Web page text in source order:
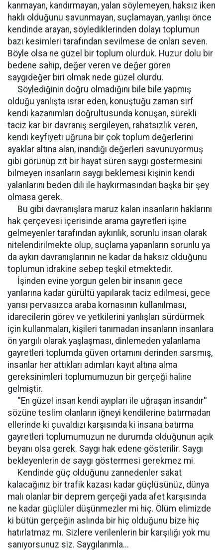
kanmayan, kandırmayan, yalan söylemeyen, haksız iken
haklı olduğunu savunmayan, suçlamayan, yanlışı önce
kendinde arayan, söylediklerinden dolayı toplumun
bazı kesimleri tarafından sevilmese de onları seven.
Böyle olsa ne güzel bir toplum olurduk. Huzur dolu bir
bedene sahip, değer veren ve değer gören
saygıdeğer biri olmak nede güzel olurdu.
Söylediğinin doğru olmadığını bile bile yapmış
olduğu yanlışta ısrar eden, konuştuğu zaman sırf
kendi kazanımları doğrultusunda konuşan, sürekli
taciz kar bir davranış sergileyen, rahatsızlık veren,
kendi keyfiyeti uğruna bir çok toplum değerlerini
ayaklar altına alan, inandığı değerleri savunuyormuş
gibi görünüp zıt bir hayat süren saygı göstermesini
bilmeyen insanların saygı beklemesi kişinin kendi
yalanlarını beden dili ile haykırmasından başka bir şey
olmasa gerek.
Bu gibi davranışlara maruz kalan insanların haklarını
hak çerçevesi içerisinde arama gayretleri işine
gelmeyenler tarafından aykırılık, sorunlu insan olarak
nitelendirilmekte olup, suçlama yapanların sorunlu ya
da aykırı davranışlarının ne kadar da haksız olduğunu
toplumun idrakine sebep teşkil etmektedir.
İşinden evine yorgun gelen bir insanın gece
yarılarına kadar gürültü yapılarak taciz edilmesi, gece
yarısı pervasızca araba kornasının kullanılması,
idarecilerin görev ve yetkilerini yanlışları sürdürmek
için kullanmaları, kişileri tanımadan insanların insanlara
ön yargılı olarak yaşlaşması, dinlemeden yalanlama
gayretleri toplumda güven ortamını derinden sarsmış,
insanlar her attıkları adımları kayıt altına alma
gereksinimleri toplumumuzun bir gerçeği haline
gelmiştir.
''En güzel insan kendi ayıpları ile uğraşan insandır''
sözüne teslim olanların iğneyi kendilerine batırmadan
ellerinde ki çuvaldızı karşısında ki insana batırma
gayretleri toplumumuzun ne durumda olduğunun açık
beyanı olsa gerek. Saygı hak edene gösterilir. Saygı
bekleyenlerin de saygı göstermesi gerekmez mi.
Kendinde güç olduğunu zannedenler sakat
kalacağınız bir trafik kazası kadar güçlüsünüz, dünya
malı olanlar bir deprem gerçeği yada afet karşısında
ne kadar güçlüler düşünmezler mi hiç. Ölüm elimizde
ki bütün gerçeğin aslında bir hiç olduğunu bize hiç
hatırlatmaz mı. Sizlere verilenlerin bir karşılığı yok mu
sanıyorsunuz siz. Saygılarımla...